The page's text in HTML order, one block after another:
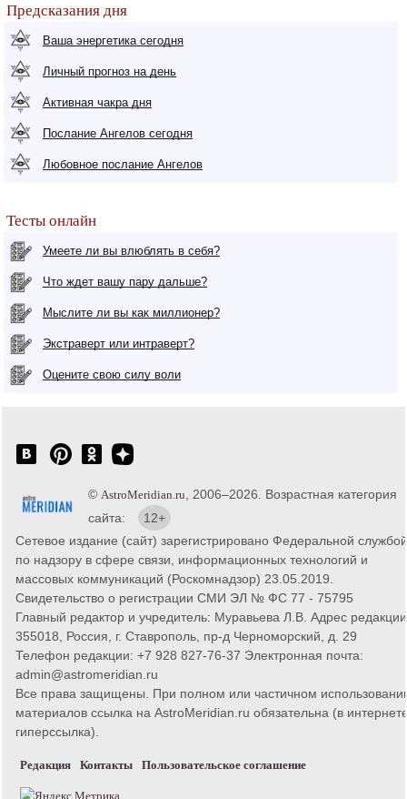
Предсказания дня
Ваша энергетика сегодня
Личный прогноз на день
Активная чакра дня
Послание Ангелов сегодня
Любовное послание Ангелов
Тесты онлайн
Умеете ли вы влюблять в себя?
Что ждет вашу пару дальше?
Мыслите ли вы как миллионер?
Экстраверт или интраверт?
Оцените свою силу воли
© AstroMeridian.ru , 2006–2026. Возрастная категория
сайта:
12+
Сетевое издание (сайт) зарегистрировано Федеральной службой
по надзору в сфере связи, информационных технологий и
массовых коммуникаций (Роскомнадзор) 23.05.2019.
Свидетельство о регистрации СМИ ЭЛ № ФС 77 - 75795
Главный редактор и учредитель: Муравьева Л.В. Адрес
355018, Россия, г. Ставрополь, пр-д Черноморский, д. 29
Телефон редакции: +7 928 827-76-37 Электронная почта:
admin@astromeridian.ru
Все права защищены. При полном или частичном
материалов ссылка на AstroMeridian.ru обязательна (в
гиперссылка).
Редакция Контакты Пользовательское соглашение